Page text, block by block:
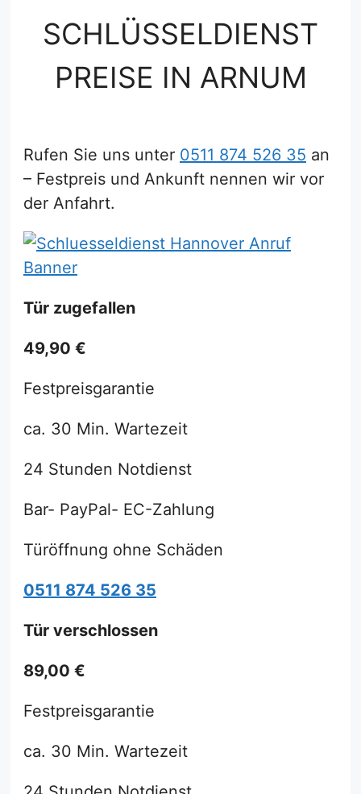
SCHLÜSSELDIENST
PREISE IN ARNUM
Rufen Sie uns unter 0511 874 526 35 an
– Festpreis und Ankunft nennen wir vor
der Anfahrt.
Tür zugefallen
49,90 €
Festpreisgarantie
ca. 30 Min. Wartezeit
24 Stunden Notdienst
Bar- PayPal- EC-Zahlung
Türöffnung ohne Schäden
0511 874 526 35
Tür verschlossen
89,00 €
Festpreisgarantie
ca. 30 Min. Wartezeit